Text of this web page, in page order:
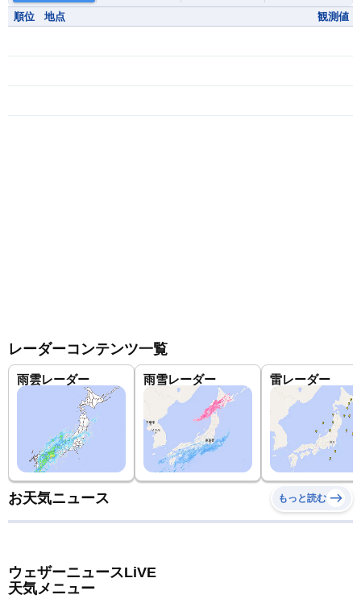
順位 地点 観測値
レーダーコンテンツ一覧
雨雲レーダー 雨雪レーダー 雷レーダー
お天気ニュース もっと読む
ウェザーニュースLiVE
天気メニュー